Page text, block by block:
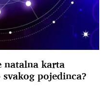
natalna karta
pojedinca?